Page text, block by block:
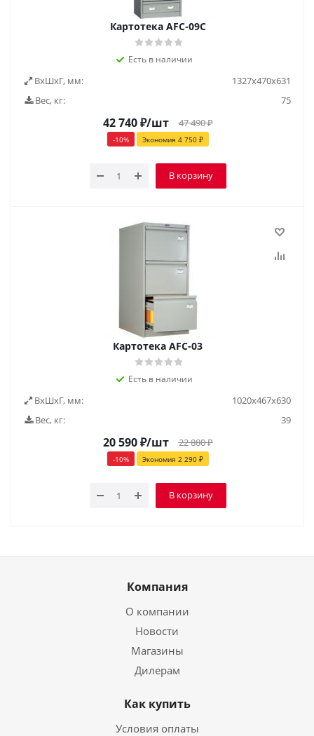
Картотека AFC-09С
Есть в наличии
ВxШxГ, мм:
1327х470х631
Вес, кг:
75
42 740₽/шт 47 490₽
-10% Экономия 4 750₽
В корзину
Картотека AFC-03
Есть в наличии
ВxШxГ, мм:
1020х467х630
Вес, кг:
39
20 590₽/шт 22 880₽
-10% Экономия 2 290₽
В корзину
Компания
О компании
Новости
Магазины
Дилерам
Как купить
Условия оплаты